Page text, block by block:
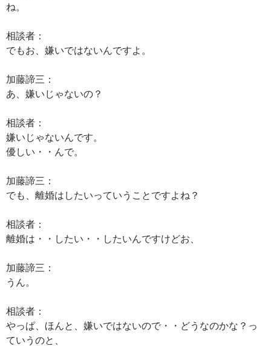
ね。
相談者：
でもお、嫌いではないんですよ。
加藤諦三：
あ、嫌いじゃないの？
相談者：
嫌いじゃないんです。
優しい・・んで。
加藤諦三：
でも、離婚はしたいっていうことですよね？
相談者：
離婚は・・したい・・したいんですけどお、
加藤諦三：
うん。
相談者：
やっぱ、ほんと、嫌いではないので・・どうなのかな？っ
ていうのと、